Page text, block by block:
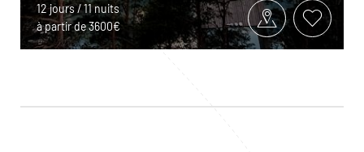
12 jours / 11 nuits
à partir de 3600€